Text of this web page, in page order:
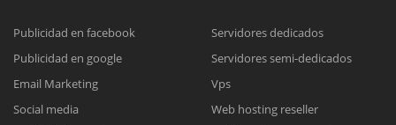
Reunión online
Publicidad en facebook
Publicidad en google
Email Marketing
Social media
Servidores dedicados
Servidores semi-dedicados
Vps
Web hosting reseller